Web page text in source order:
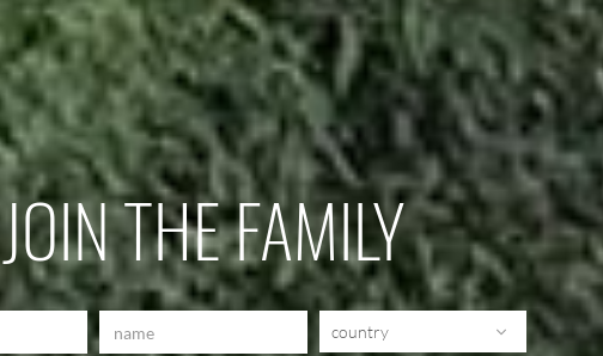
JOIN THE FAMILY
country